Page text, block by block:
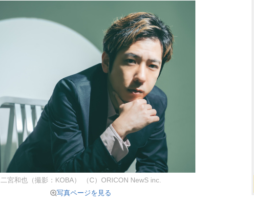
二宮和也（撮影：KOBA） （C）ORICON NewS inc.
写真ページを見る